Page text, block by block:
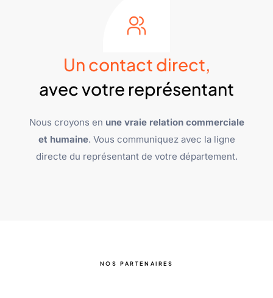
Un contact direct,
avec votre représentant
Nous croyons en une vraie relation commerciale
et humaine. Vous communiquez avec la ligne
directe du représentant de votre département.
NOS PARTENAIRES